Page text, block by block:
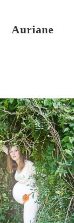
Auriane